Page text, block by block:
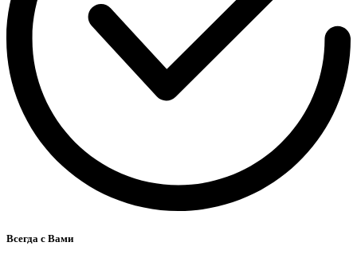
Всегда с Вами